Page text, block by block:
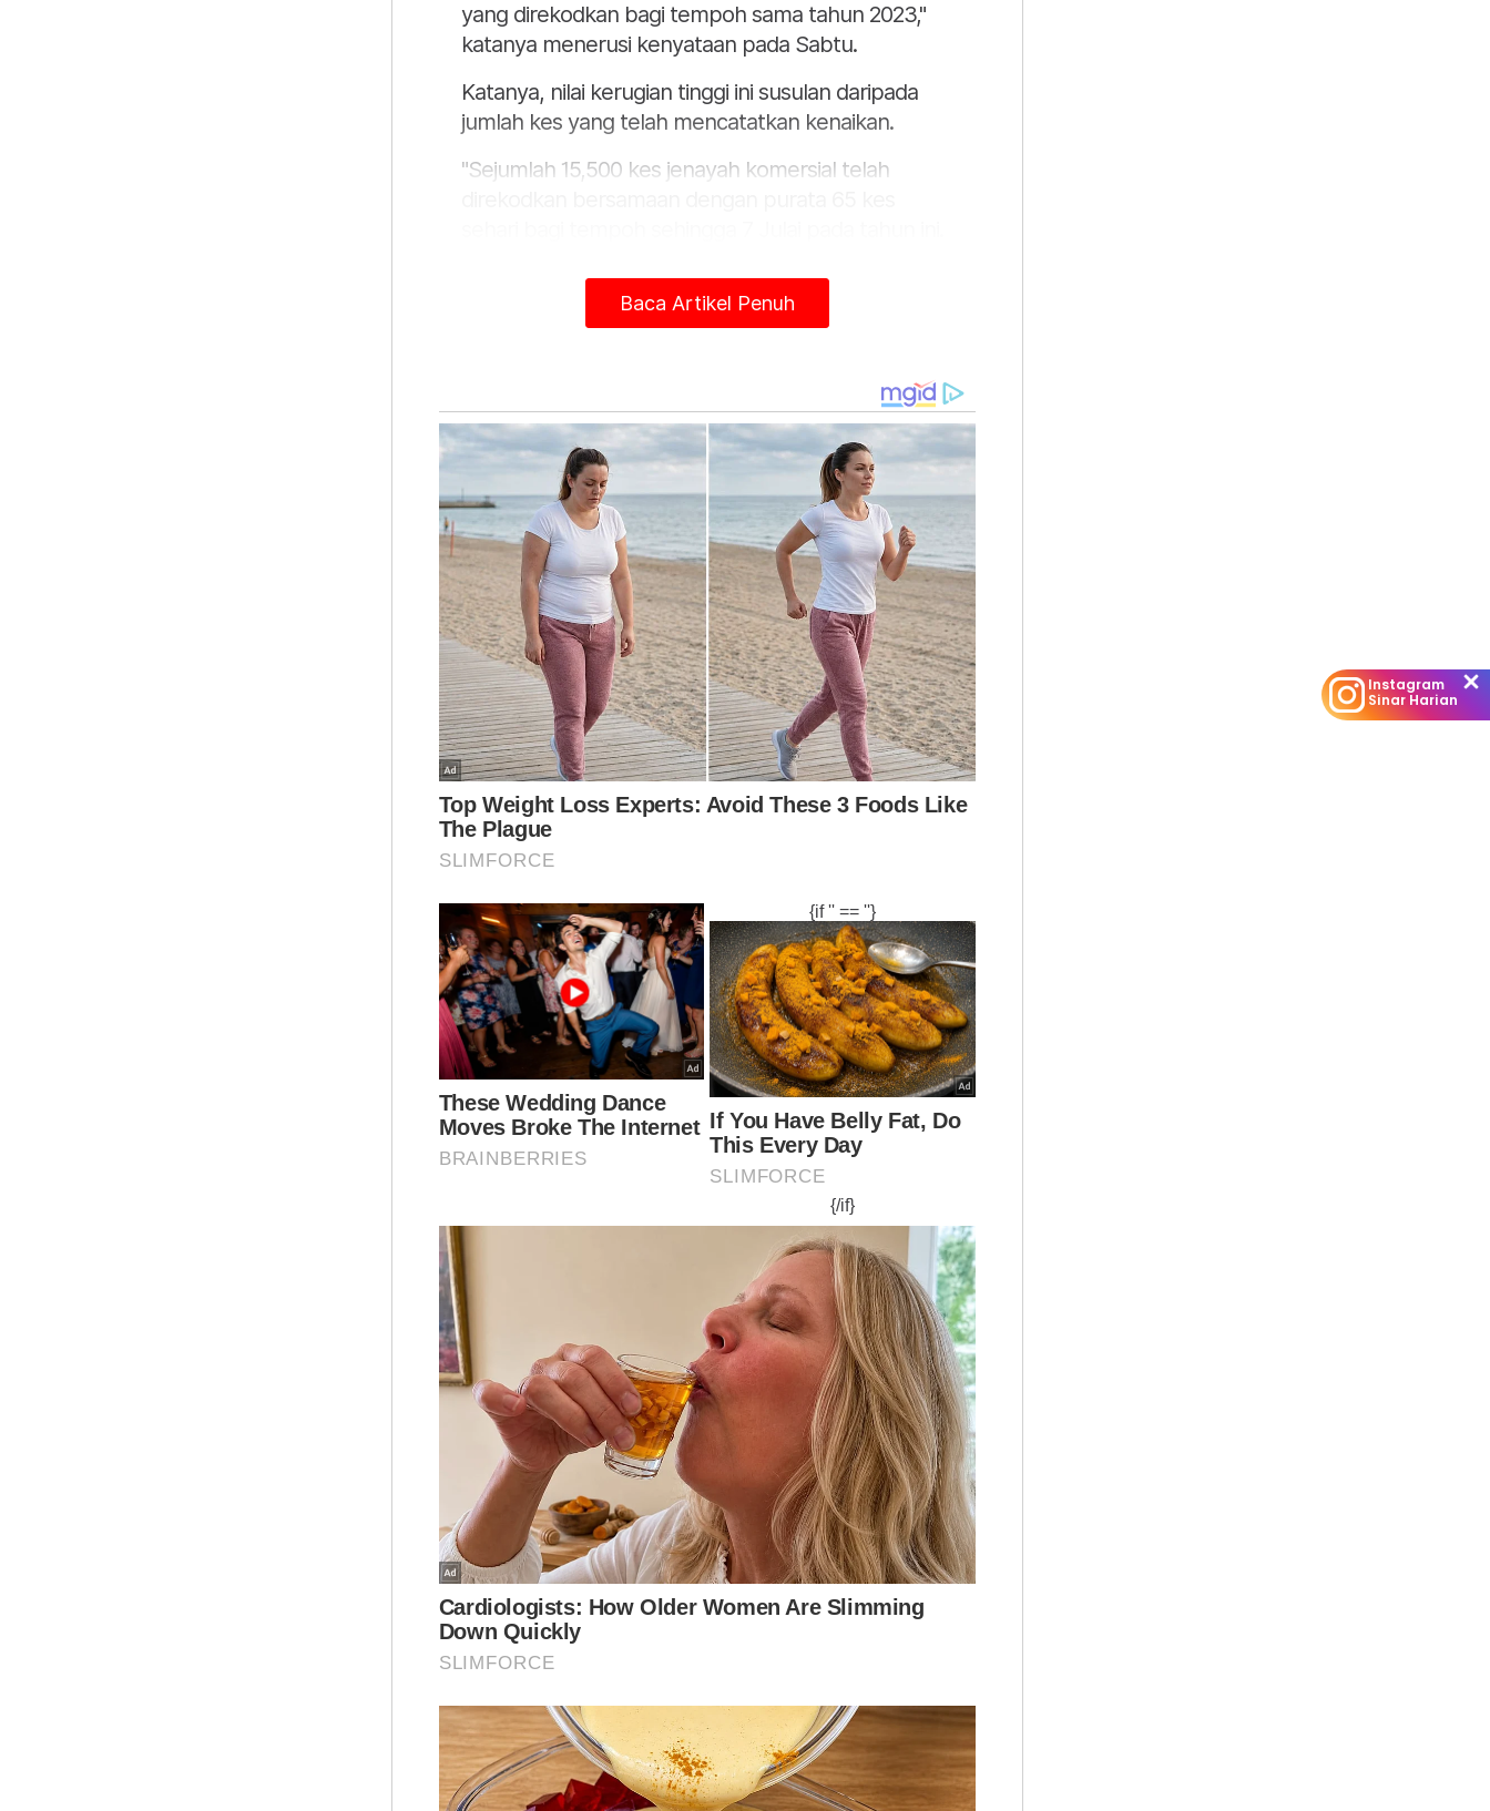
yang direkodkan bagi tempoh sama tahun 2023,"
katanya menerusi kenyataan pada Sabtu.
Katanya, nilai kerugian tinggi ini susulan daripada
jumlah kes yang telah mencatatkan kenaikan.
"Sejumlah 15,500 kes jenayah komersial telah
"Secara perbandingan, jumlah kes meningkat 34
peratus berbanding tempoh sama tahun lalu yang
mencatatkan sejumlah 11,546 kes," katanya.
Menurutnya, peningkatan kes ini merupakan
cabaran yang menuntut komitmen tinggi daripada
Polis Diraja Malaysia (PDRM) khususnya JSJK dalam
memerangi jenayah berkenaan.
"Sehingga kini, ia telah dapat ditangani dengan baik
dan telah dizahirkan melalui 5,559 kertas siasatan
yang telah berjaya dituduh pada tahun ini.
Artikel Berkaitan:
Euro 2024: Hadiah RM1.68 bilion menanti 24 pasukan
bertanding
Bank Rakyat catat keuntungan RM1.76 bilion bagi 2023
Negara catat pelaburan asing RM188.4 bilion, domestik
RM141.1 bilion tahun lalu
"Kadar pertuduhan ini malahan lebih tinggi
berbanding tempoh sama tahun 2023 yang
mencatatkan sejumlah 2,218 pertuduhan," katanya.
Ramli berkata, peningkatan kes jenayah komersial
ini turut memerlukan kerjasama komitmen bersama
dengan masyarakat khususnya dari aspek
pencegahan.
"PDRM menyeru penglibatan setiap lapisan
masyarakat untuk sentiasa cakna dengan pelbagai
taktik terkini jenayah berkenaan untuk
mengelakkan diri daripada menjadi mangsa.
Baca Artikel Penuh
Instagram
Sinar Harian